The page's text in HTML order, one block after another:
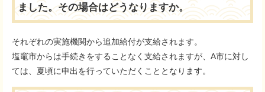
ました。その場合はどうなりますか。
それぞれの実施機関から追加給付が支給されます。
塩竈市からは手続きをすることなく支給されますが、A市に対し
ては、夏頃に申出を行っていただくこととなります。